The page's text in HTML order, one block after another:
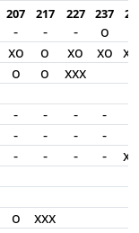
207 217 227 237
- - - o
xo o xo xo
o o
xxx
- - - -
- - - -
- - - -
o xxx